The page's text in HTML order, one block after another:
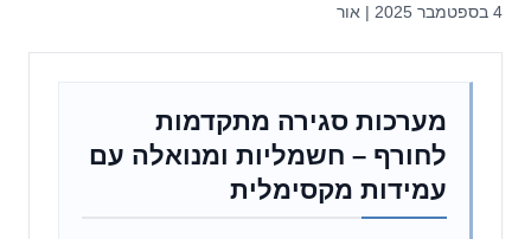
4 בספטמבר 2025 | אור
מערכות סגירה מתקדמות
לחורף – חשמליות ומנואלה עם
עמידות מקסימלית